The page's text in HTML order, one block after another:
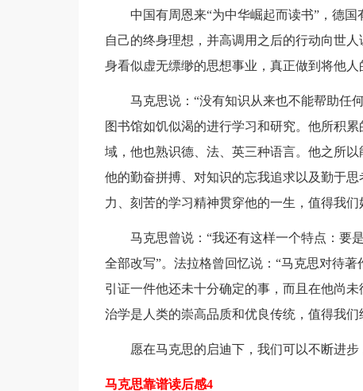
中国有周恩来“为中华崛起而读书”，德
自己的终身理想，并高调用之后的行动向世
身看似虚无缥缈的思想事业，真正做到将他人
马克思说：“没有知识从来也不能帮助任
图书馆如饥似渴的进行学习和研究。他所积
域，他也熟识德、法、英三种语言。他之所
他的勤奋拼搏、对知识的忘我追求以及勤于
力、刻苦的学习精神贯穿他的一生，值得我们
马克思曾说：“我还有这样一个特点：要
全部改写”。法拉格曾回忆说：“马克思对待
引证一件他还未十分确定的事，而且在他尚
治学是人类的崇高品质和优良传统，值得我们
愿在马克思的启迪下，我们可以不断进步
马克思靠谱读后感4